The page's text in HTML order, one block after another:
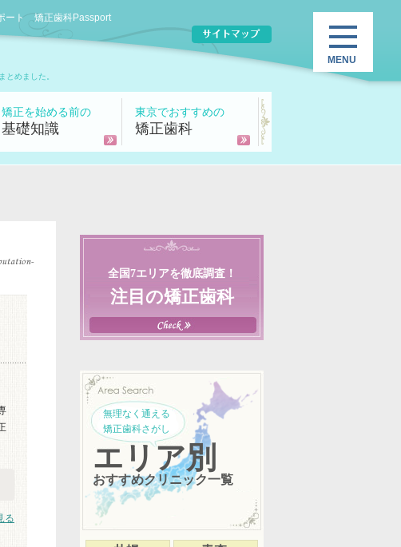
ート 矯正歯科Passport
とめました。
矯正を始める前の
基礎知識
東京でおすすめの
矯正歯科
る
全国7エリアを徹底調査！
注目の矯正歯科
無理なく通える
矯正歯科さがし
エリア別
おすすめクリニック一覧